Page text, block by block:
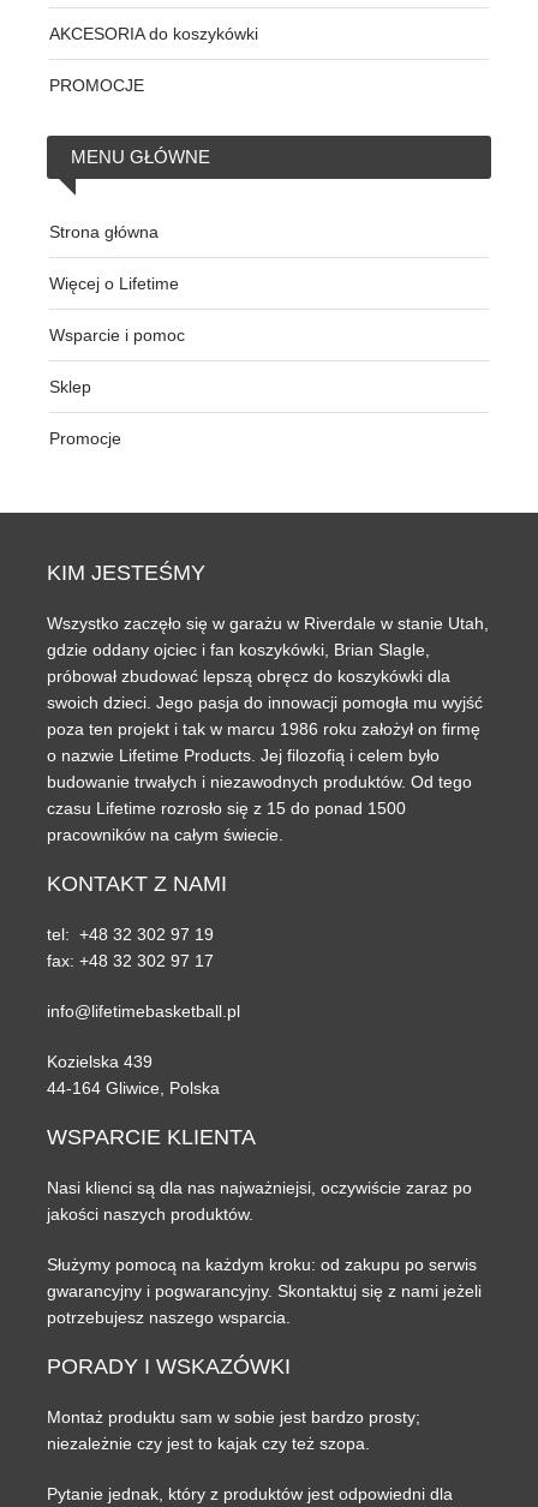
AKCESORIA do koszykówki
PROMOCJE
MENU GŁÓWNE
Strona główna
Więcej o Lifetime
Wsparcie i pomoc
Sklep
Promocje
KIM JESTEŚMY
Wszystko zaczęło się w garażu w Riverdale w stanie Utah,
gdzie oddany ojciec i fan koszykówki, Brian Slagle,
próbował zbudować lepszą obręcz do koszykówki dla
swoich dzieci. Jego pasja do innowacji pomogła mu wyjść
poza ten projekt i tak w marcu 1986 roku założył on firmę
o nazwie Lifetime Products. Jej filozofią i celem było
budowanie trwałych i niezawodnych produktów. Od tego
czasu Lifetime rozrosło się z 15 do ponad 1500
pracowników na całym świecie.
KONTAKT Z NAMI
tel: +48 32 302 97 19
fax: +48 32 302 97 17
info@lifetimebasketball.pl
Kozielska 439
44-164 Gliwice, Polska
WSPARCIE KLIENTA
Nasi klienci są dla nas najważniejsi, oczywiście zaraz po
jakości naszych produktów.
Służymy pomocą na każdym kroku: od zakupu po serwis
gwarancyjny i pogwarancyjny. Skontaktuj się z nami jeżeli
potrzebujesz naszego wsparcia.
PORADY I WSKAZÓWKI
Montaż produktu sam w sobie jest bardzo prosty;
niezależnie czy jest to kajak czy też szopa.
Pytanie jednak, który z produktów jest odpowiedni dla